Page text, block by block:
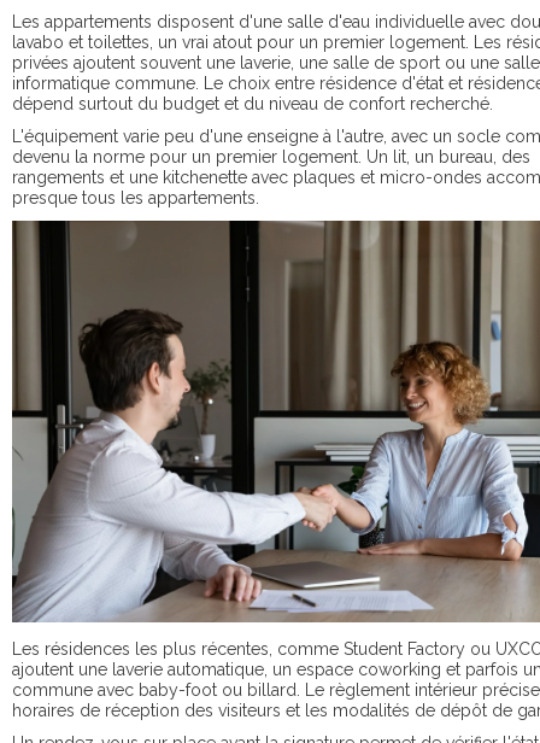
Les appartements disposent d'une salle d'eau individuelle avec
lavabo et toilettes, un vrai atout pour un premier logement. Les
privées ajoutent souvent une laverie, une salle de sport ou une salle
informatique commune. Le choix entre résidence d'état et
dépend surtout du budget et du niveau de confort recherché.
L'équipement varie peu d'une enseigne à l'autre, avec un socle
devenu la norme pour un premier logement. Un lit, un bureau, des
rangements et une kitchenette avec plaques et micro-ondes
presque tous les appartements.
Les résidences les plus récentes, comme Student Factory ou
ajoutent une laverie automatique, un espace coworking et parfois
commune avec baby-foot ou billard. Le règlement intérieur
horaires de réception des visiteurs et les modalités de dépôt de